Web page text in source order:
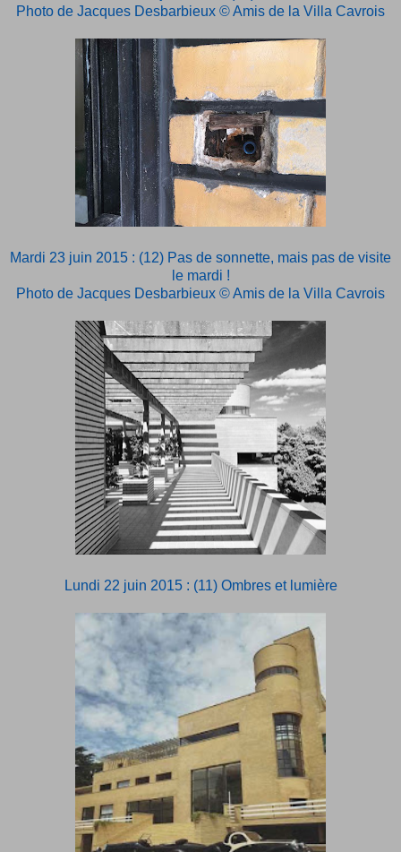
Photo de Jacques Desbarbieux © Amis de la Villa Cavrois
Mardi 23 juin 2015 : (12) Pas de sonnette, mais pas de visite
le mardi !
Photo de Jacques Desbarbieux © Amis de la Villa Cavrois
Lundi 22 juin 2015 : (11) Ombres et lumière